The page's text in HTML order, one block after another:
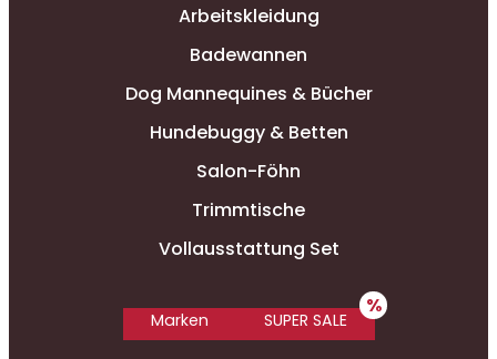
Arbeitskleidung
Badewannen
Dog Mannequines & Bücher
Hundebuggy & Betten
Salon-Föhn
Trimmtische
Vollausstattung Set
Marken SUPER SALE